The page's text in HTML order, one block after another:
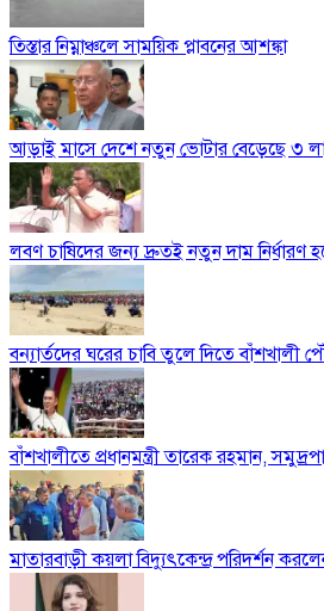
তিস্তার নিম্নাঞ্চলে সাময়িক প্লাবনের আশঙ্কা
আড়াই মাসে দেশে নতুন ভোটার বেড়েছে ৩
লবণ চাষিদের জন্য দ্রুতই নতুন দাম নির্ধারণ
বন্যার্তদের ঘরের চাবি তুলে দিতে বাঁশখালী
বাঁশখালীতে প্রধানমন্ত্রী তারেক রহমান,
মাতারবাড়ী কয়লা বিদ্যুৎকেন্দ্র পরিদর্শন করলেন